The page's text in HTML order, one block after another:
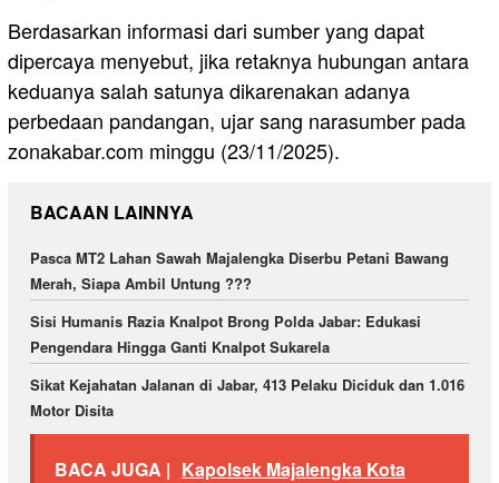
Berdasarkan informasi dari sumber yang dapat
dipercaya menyebut, jika retaknya hubungan antara
keduanya salah satunya dikarenakan adanya
perbedaan pandangan, ujar sang narasumber pada
zonakabar.com minggu (23/11/2025).
BACAAN LAINNYA
Pasca MT2 Lahan Sawah Majalengka Diserbu Petani Bawang
Merah, Siapa Ambil Untung ???
Sisi Humanis Razia Knalpot Brong Polda Jabar: Edukasi
Pengendara Hingga Ganti Knalpot Sukarela
Sikat Kejahatan Jalanan di Jabar, 413 Pelaku Diciduk dan 1.016
Motor Disita
BACA JUGA | Kapolsek Majalengka Kota